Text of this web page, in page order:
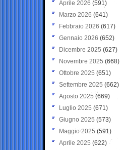
Aprile 2026 (591)
Marzo 2026 (641)
Febbraio 2026 (617)
Gennaio 2026 (652)
Dicembre 2025 (627)
Novembre 2025 (668)
Ottobre 2025 (651)
Settembre 2025 (662)
Agosto 2025 (669)
Luglio 2025 (671)
Giugno 2025 (573)
Maggio 2025 (591)
Aprile 2025 (622)